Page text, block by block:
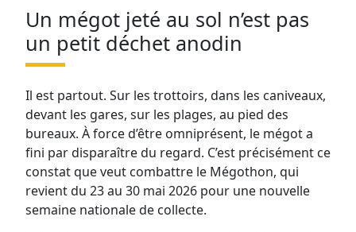
Un mégot jeté au sol n’est pas
un petit déchet anodin
Il est partout. Sur les trottoirs, dans les caniveaux,
devant les gares, sur les plages, au pied des
bureaux. À force d’être omniprésent, le mégot a
fini par disparaître du regard. C’est précisément ce
constat que veut combattre le Mégothon, qui
revient du 23 au 30 mai 2026 pour une nouvelle
semaine nationale de collecte.